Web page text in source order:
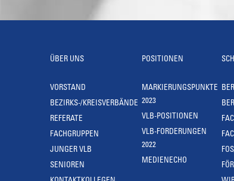
ÜBER UNS
VORSTAND
BEZIRKS-/KREISVERBÄNDE
REFERATE
FACHGRUPPEN
JUNGER VLB
SENIOREN
POSITIONEN
MARKIERUNGSPUNKTE
2023
VLB-POSITIONEN
VLB-FORDERUNGEN
2022
MEDIENECHO